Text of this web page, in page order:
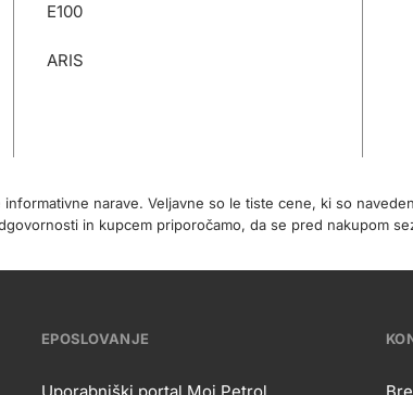
E100
ARIS
narave. Veljavne so le tiste cene, ki so
in kupcem priporočamo, da se pred nakupom
EPOSLOVANJE